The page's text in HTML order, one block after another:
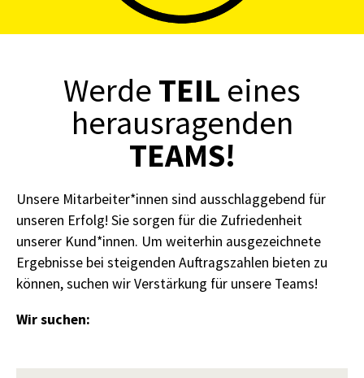
WerdeTEIL eines
herausragenden
TEAMS!
Unsere Mitarbeiter*innen sind ausschlaggebend für
unseren Erfolg! Sie sorgen für die Zufriedenheit
unserer Kund*innen. Um weiterhin ausgezeichnete
Ergebnisse bei steigenden Auftragszahlen bieten zu
können, suchen wir Verstärkung für unsere Teams!
Wir suchen: